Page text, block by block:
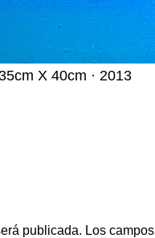
X 40cm · 2013
publicada. Los campos